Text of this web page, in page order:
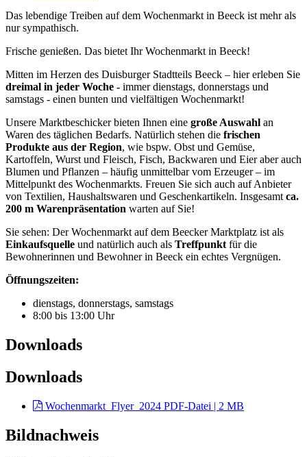
Das lebendige Treiben auf dem Wochenmarkt in Beeck ist mehr als
nur sympathisch.
Frische genießen. Das bietet Ihr Wochenmarkt in Beeck!
Mitten im Herzen des Duisburger Stadtteils Beeck – hier erleben Sie
dreimal in jeder Woche - immer dienstags, donnerstags und
samstags - einen bunten und vielfältigen Wochenmarkt!
Unsere Marktbeschicker bieten Ihnen eine große Auswahl an
Waren des täglichen Bedarfs. Natürlich stehen die frischen
Produkte aus der Region, wie bspw. Obst und Gemüse,
Kartoffeln, Wurst und Fleisch, Fisch, Backwaren und Eier aber auch
Blumen und Pflanzen – häufig unmittelbar vom Erzeuger – im
Mittelpunkt des Wochenmarkts. Freuen Sie sich auch auf Anbieter
von Textilien, Haushaltswaren und Geschenkartikeln. Insgesamt ca.
200 m Warenpräsentation warten auf Sie!
Sie sehen: Der Wochenmarkt auf dem Beecker Marktplatz ist als
Einkaufsquelle und natürlich auch als Treffpunkt für die
Bewohnerinnen und Bewohner in Beeck ein echtes Vergnügen.
Öffnungszeiten:
dienstags, donnerstags, samstags
8:00 bis 13:00 Uhr
Downloads
Downloads
Wochenmarkt_Flyer_2024 PDF-Datei | 2 MB
Bildnachweis